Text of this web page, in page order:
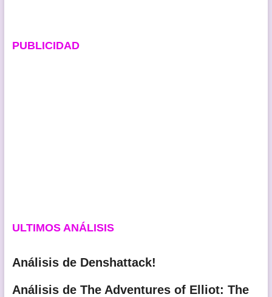
PUBLICIDAD
ULTIMOS ANÁLISIS
Análisis de Denshattack!
Análisis de The Adventures of Elliot: The